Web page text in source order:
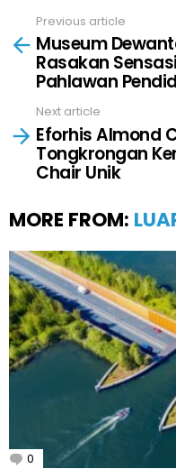
more
Previous article
Museum
Rasakan
Pahlawan
Next article
Eforhis Almond
Tongkrongan
Chair Unik
MORE FROM:
0 Comments